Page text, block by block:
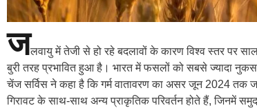
जलवायु में तेजी से हो रहे बदलावों के कारण विश्व स्तर पर
बुरी तरह प्रभावित हुआ है। भारत में फसलों को सबसे ज्यादा
चेंज सर्विस ने कहा है कि गर्म वातावरण का असर जून 2024 तक
गिरावट के साथ-साथ अन्य प्राकृतिक परिवर्तन होते हैं, जिनमें